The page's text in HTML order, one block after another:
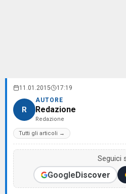
11.01.2015 17:19
R
AUTORE
Redazione
Redazione
Tutti gli articoli →
Seguici
GoogleDiscover